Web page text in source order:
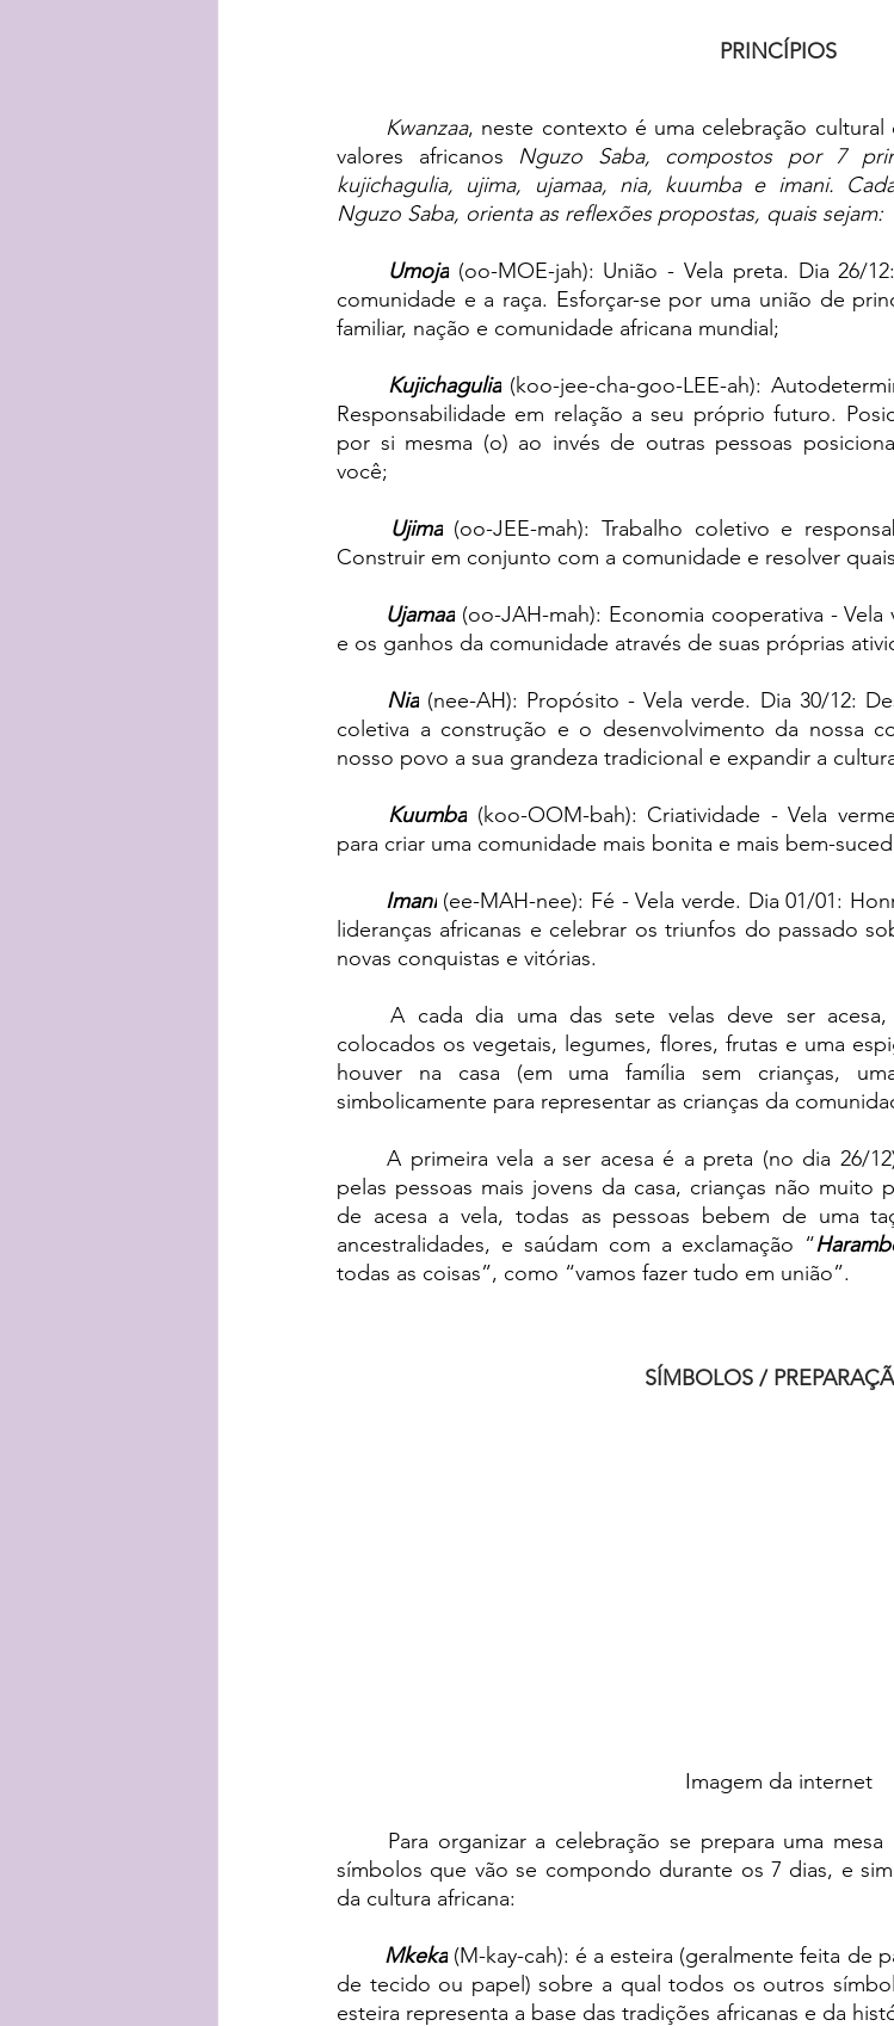
PRINCÍPIOS
Kwanzaa, neste contexto é uma celebração cultural
valores africanos Nguzo Saba, compostos por 7
kujichagulia, ujima, ujamaa, nia, kuumba e imani.
Nguzo Saba, orienta as reflexões propostas, quais sejam:
Umoja (oo-MOE-jah): União - Vela preta. Dia 26/
comunidade e a raça. Esforçar-se por uma união de
familiar, nação e comunidade africana mundial;
Kujichagulia (koo-jee-cha-goo-LEE-ah):
Responsabilidade em relação a seu próprio futuro.
por si mesma (o) ao invés de outras pessoas
você;
Ujima (oo-JEE-mah): Trabalho coletivo e
Construir em conjunto com a comunidade e resolver
Ujamaa (oo-JAH-mah): Economia cooperativa - Vela
e os ganhos da comunidade através de suas próprias
Nia (nee-AH): Propósito - Vela verde. Dia 30/12:
coletiva a construção e o desenvolvimento da nossa
nosso povo a sua grandeza tradicional e expandir a
Kuumba (koo-OOM-bah): Criatividade - Vela
para criar uma comunidade mais bonita e mais bem-
Imani (ee-MAH-nee): Fé - Vela verde. Dia 01/01:
lideranças africanas e celebrar os triunfos do passado
novas conquistas e vitórias.
A cada dia uma das sete velas deve ser
colocados os vegetais, legumes, flores, frutas e uma
houver na casa (em uma família sem crianças,
simbolicamente para representar as crianças da
A primeira vela a ser acesa é a preta (no dia 26/
pelas pessoas mais jovens da casa, crianças não muito
de acesa a vela, todas as pessoas bebem de uma
ancestralidades, e saúdam com a exclamação “
todas as coisas”, como “vamos fazer tudo em união”.
SÍMBOLOS /
Imagem da internet
Para organizar a celebração se prepara uma
símbolos que vão se compondo durante os 7 dias, e
da cultura africana:
Mkeka (M-kay-cah): é a esteira (geralmente feita de
de tecido ou papel) sobre a qual todos os outros
esteira representa a base das tradições africanas e da